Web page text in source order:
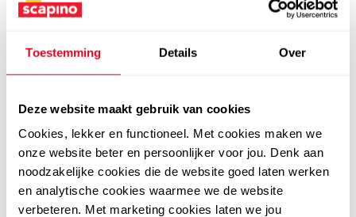
Toestemming Details Over
Deze website maakt gebruik van cookies
Cookies, lekker en functioneel. Met cookies maken we
onze website beter en persoonlijker voor jou. Denk aan
noodzakelijke cookies die de website goed laten werken
en analytische cookies waarmee we de website
verbeteren. Met marketing cookies laten we jou